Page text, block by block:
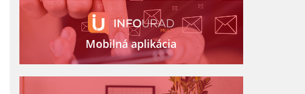
Mobilná aplikácia